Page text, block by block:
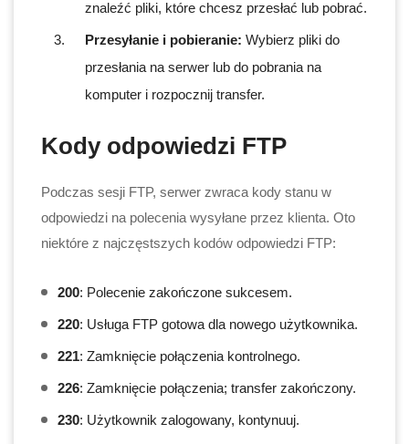
znaleźć pliki, które chcesz przesłać lub pobrać.
Przesyłanie i pobieranie: Wybierz pliki do
przesłania na serwer lub do pobrania na
komputer i rozpocznij transfer.
Kody odpowiedzi FTP
Podczas sesji FTP, serwer zwraca kody stanu w
odpowiedzi na polecenia wysyłane przez klienta. Oto
niektóre z najczęstszych kodów odpowiedzi FTP:
200: Polecenie zakończone sukcesem.
220: Usługa FTP gotowa dla nowego użytkownika.
221: Zamknięcie połączenia kontrolnego.
226: Zamknięcie połączenia; transfer zakończony.
230: Użytkownik zalogowany, kontynuuj.